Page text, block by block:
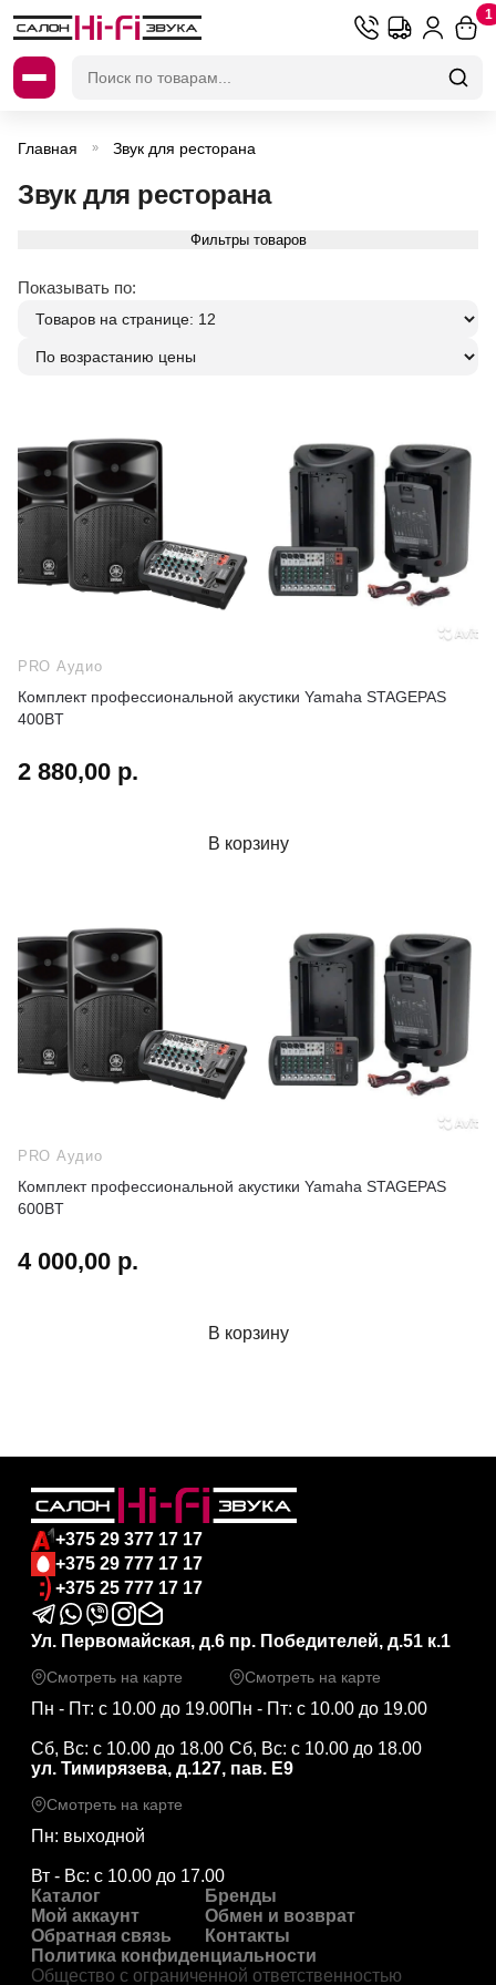
1
Главная » Звук для ресторана
Звук для ресторана
Фильтры товаров
Показывать по:
PRO Аудио
Комплект профессиональной акустики Yamaha STAGEPAS
400BT
2 880,00 р.
В корзину
PRO Аудио
Комплект профессиональной акустики Yamaha STAGEPAS
600BT
4 000,00 р.
В корзину
+375 29 377 17 17
+375 29 777 17 17
+375 25 777 17 17
Ул. Первомайская, д.6
Смотреть на карте
Пн - Пт: с 10.00 до 19.00
Сб, Вс: с 10.00 до 18.00
пр. Победителей, д.51 к.1
Смотреть на карте
Пн - Пт: с 10.00 до 19.00
Сб, Вс: с 10.00 до 18.00
ул. Тимирязева, д.127, пав. Е9
Смотреть на карте
Пн: выходной
Вт - Вс: с 10.00 до 17.00
Каталог
Бренды
Мой аккаунт
Обмен и возврат
Обратная связь
Контакты
Политика конфиденциальности
Общество с ограниченной ответственностью